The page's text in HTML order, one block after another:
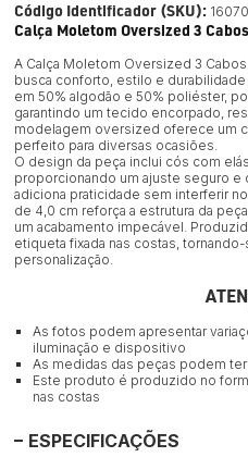
Código Identificador (SKU):
Calça Moletom Oversized 3
A Calça Moletom Oversized 3
busca conforto, estilo e
em 50% algodão e 50% poliéster,
garantindo um tecido encorpado,
modelagem oversized oferece um
perfeito para diversas ocasiões.
O design da peça inclui cós com
proporcionando um ajuste seguro
adiciona praticidade sem interferir
de 4,0 cm reforça a estrutura da
um acabamento impecável.
etiqueta fixada nas costas,
personalização.
As fotos podem apresentar
iluminação e dispositivo
As medidas das peças podem
Este produto é produzido no
nas costas
ESPECIFICAÇÕES